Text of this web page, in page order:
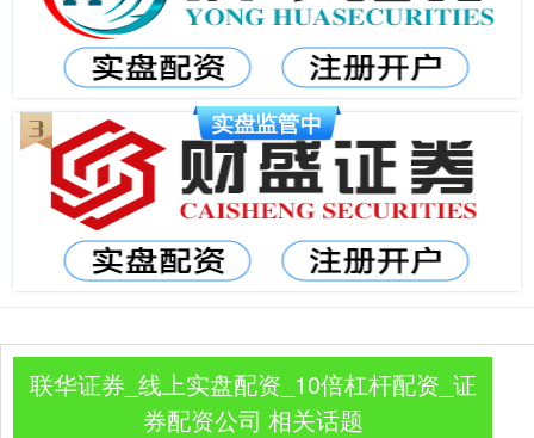
联华证券_线上实盘配资_10倍杠杆配资_证
券配资公司 相关话题